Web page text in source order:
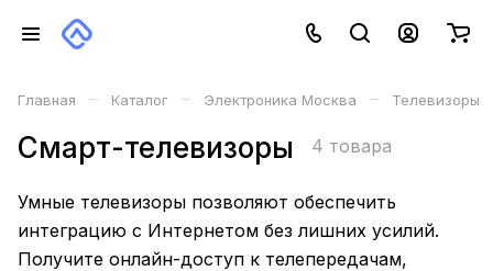
Главная – Каталог – Электроника Москва – Телевизоры
Смарт-телевизоры 4 товара
Умные телевизоры позволяют обеспечить
интеграцию с Интернетом без лишних усилий.
Получите онлайн-доступ к телепередачам,